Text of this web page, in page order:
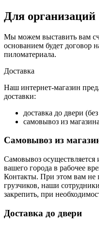
Для организаций
Мы можем выставить вам
основанием будет договор
пиломатериала.
Доставка
Наш интернет-магазин
доставки:
доставка до двери
самовывоз из
Самовывоз из
Самовывоз осуществляется
вашего города в рабочее
Контакты. При этом вам не
грузчиков, наши
закрепить, при
Доставка до двери